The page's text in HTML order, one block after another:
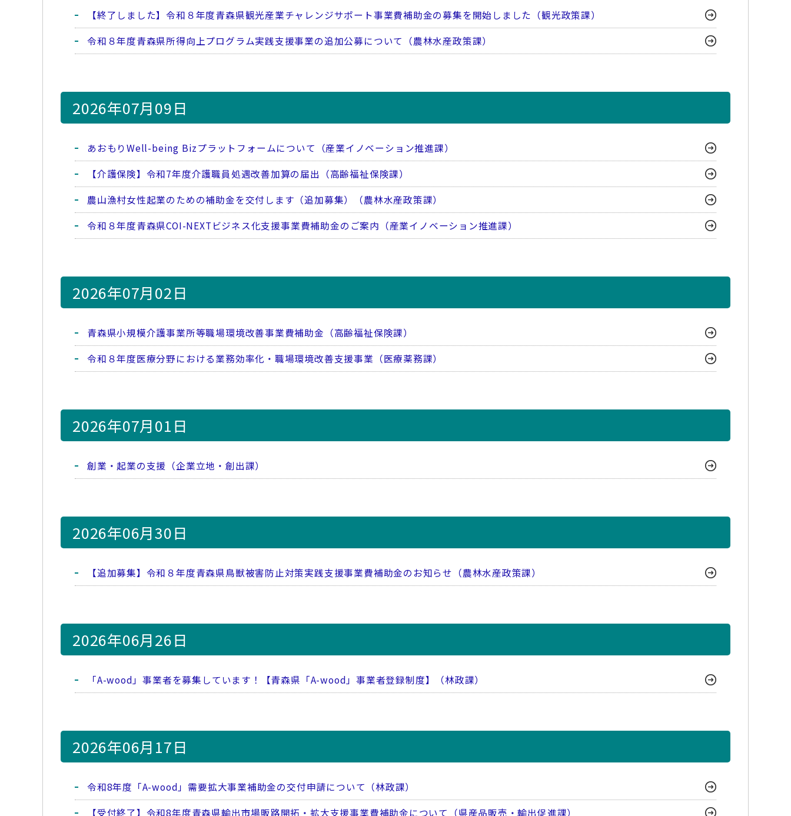
【終了しました】令和８年度青森県観光産業チャレンジサポート事業費補助金の募集を開始しました（観光政策課）
令和８年度青森県所得向上プログラム実践支援事業の追加公募について（農林水産政策課）
2026年07月09日
あおもりWell-being Bizプラットフォームについて（産業イノベーション推進課）
【介護保険】令和7年度介護職員処遇改善加算の届出（高齢福祉保険課）
農山漁村女性起業のための補助金を交付します（追加募集）（農林水産政策課）
令和８年度青森県COI-NEXTビジネス化支援事業費補助金のご案内（産業イノベーション推進課）
2026年07月02日
青森県小規模介護事業所等職場環境改善事業費補助金（高齢福祉保険課）
令和８年度医療分野における業務効率化・職場環境改善支援事業（医療薬務課）
2026年07月01日
創業・起業の支援（企業立地・創出課）
2026年06月30日
【追加募集】令和８年度青森県鳥獣被害防止対策実践支援事業費補助金のお知らせ（農林水産政策課）
2026年06月26日
「A-wood」事業者を募集しています！【青森県「A-wood」事業者登録制度】（林政課）
2026年06月17日
令和8年度「A-wood」需要拡大事業補助金の交付申請について（林政課）
【受付終了】令和8年度青森県輸出市場販路開拓・拡大支援事業費補助金について（県産品販売・輸出促進課）